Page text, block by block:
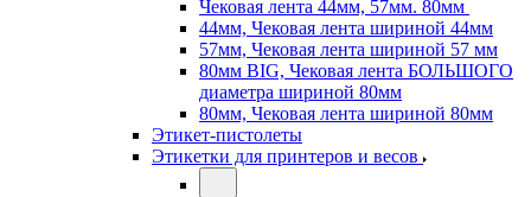
Чековая лента 44мм, 57мм. 80мм
44мм, Чековая лента шириной 44мм
57мм, Чековая лента шириной 57 мм
80мм BIG, Чековая лента БОЛЬШОГО
диаметра шириной 80мм
80мм, Чековая лента шириной 80мм
Этикет-пистолеты
Этикетки для принтеров и весов